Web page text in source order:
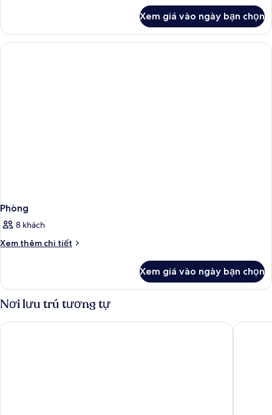
Phòng
Xem giá vào ngày bạn chọn
Phòng
8 khách
Xem thêm chi tiết
Chi
Phòng
Xem giá vào ngày bạn chọn
Nơi lưu trú tương tự
Protaras Plaza Hotel